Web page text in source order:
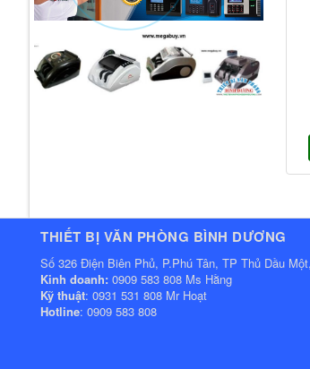
THIẾT BỊ VĂN PHÒNG BÌNH DƯƠNG
Số 326 Điện Biên Phủ, P.Phú Tân, TP Thủ Dầu
Kinh doanh: 0909 583 808 Ms Hằng
Kỹ thuật: 0931 531 808 Mr Hoạt
Hotline: 0909 583 808